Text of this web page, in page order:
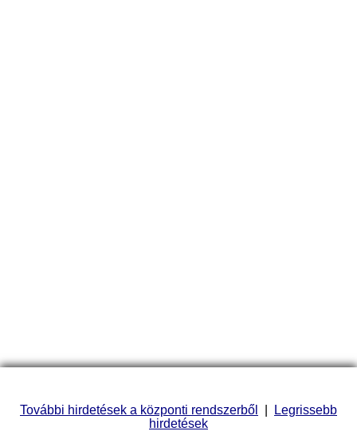
További hirdetések a központi rendszerből | Legrissebb
hirdetések